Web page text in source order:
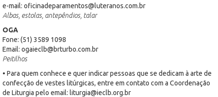
e-mail: oficinadeparamentos@luteranos.com.br
Albas, estolas, antepêndios, talar
OGA
Fone: (51) 3589 1098
Email: ogaieclb@brturbo.com.br
Peitilhos
• Para quem conhece e quer indicar pessoas que se dedicam à arte de
confecção de vestes litúrgicas, entre em contato com a Coordenação
de Liturgia pelo email: liturgia@ieclb.org.br